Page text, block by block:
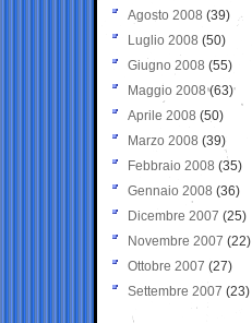
Agosto 2008 (39)
Luglio 2008 (50)
Giugno 2008 (55)
Maggio 2008(63)
Aprile 2008 (50)
Marzo 2008 (39)
Febbraio 2008 (35)
Gennaio 2008 (36)
Dicembre 2007 (25)
Novembre 2007 (22)
Ottobre 2007 (27)
Settembre 2007 (23)